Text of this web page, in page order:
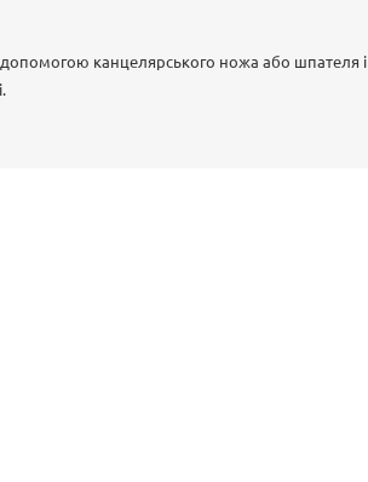
канцелярського ножа або шпателя і